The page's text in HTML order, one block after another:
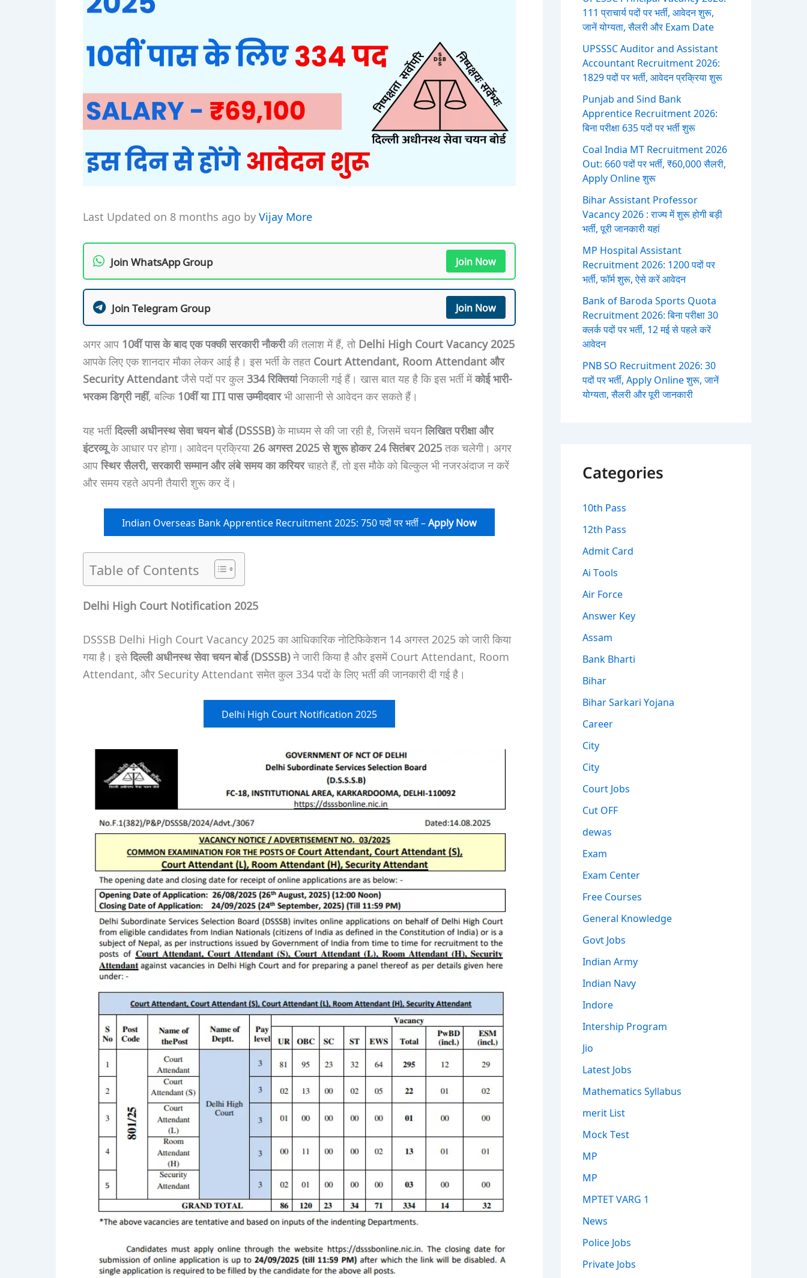
Last Updated on 8 months ago byVijay More
Join WhatsApp Group Join Now
Join Telegram Group Join Now
अगर आप 10वीं पास के बाद एक पक्की सरकारी नौकरीकी तलाश में हैं, तोDelhi High Court Vacancy 2025
आपके लिए एक शानदार मौका लेकर आई है। इस भर्ती के तहतCourt Attendant, Room Attendant और
Security Attendantजैसे पदों पर कुल334 रिक्तियांनिकाली गई हैं। खास बात यह है कि इस भर्ती मेंकोई भारी-
भरकम डिग्री नहीं, बल्कि10वीं या ITI पास उम्मीदवारभी आसानी से आवेदन कर सकते हैं।
यह भर्तीदिल्ली अधीनस्थ सेवा चयन बोर्ड (DSSSB)के माध्यम से की जा रही है, जिसमें चयनलिखित परीक्षा और
इंटरव्यूके आधार पर होगा। आवेदन प्रक्रिया26 अगस्त 2025 से शुरू होकर 24 सितंबर 2025तक चलेगी। अगर
आपस्थिर सैलरी, सरकारी सम्मान और लंबे समय का करियरचाहते हैं, तो इस मौके को बिल्कुल भी नजरअंदाज न करें
और समय रहते अपनी तैयारी शुरू कर दें।
Indian Overseas Bank Apprentice Recruitment 2025: 750 पदों पर भर्ती –Apply Now
Table of Contents
Delhi High Court Notification 2025
DSSSB Delhi High Court Vacancy 2025 का आधिकारिक नोटिफिकेशन 14 अगस्त 2025 को जारी किया
गया है। इसेदिल्ली अधीनस्थ सेवा चयन बोर्ड (DSSSB)ने जारी किया है और इसमें Court Attendant, Room
Attendant, और Security Attendant समेत कुल 334 पदों के लिए भर्ती की जानकारी दी गई है।
Delhi High Court Notification 2025
111 प्राचार्य पदों पर भर्ती, आवेदन शुरू,
जानें योग्यता, सैलरी और Exam Date
UPSSSC Auditor and Assistant
Accountant Recruitment 2026:
1829 पदों पर भर्ती, आवेदन प्रक्रिया शुरू
Punjab and Sind Bank
Apprentice Recruitment 2026:
बिना परीक्षा 635 पदों पर भर्ती शुरू
Coal India MT Recruitment 2026
Out: 660 पदों पर भर्ती, ₹60,000 सैलरी,
Apply Online शुरू
Bihar Assistant Professor
Vacancy 2026 : राज्य में शुरू होगी बड़ी
भर्ती, पूरी जानकारी यहां
MP Hospital Assistant
Recruitment 2026: 1200 पदों पर
भर्ती, फॉर्म शुरू, ऐसे करें आवेदन
Bank of Baroda Sports Quota
Recruitment 2026: बिना परीक्षा 30
क्लर्क पदों पर भर्ती, 12 मई से पहले करें
आवेदन
PNB SO Recruitment 2026: 30
पदों पर भर्ती, Apply Online शुरू, जानें
योग्यता, सैलरी और पूरी जानकारी
Categories
10th Pass
12th Pass
Admit Card
Ai Tools
Air Force
Answer Key
Assam
Bank Bharti
Bihar
Bihar Sarkari Yojana
Career
City
City
Court Jobs
Cut OFF
dewas
Exam
Exam Center
Free Courses
General Knowledge
Govt Jobs
Indian Army
Indian Navy
Indore
Intership Program
Jio
Latest Jobs
Mathematics Syllabus
merit List
Mock Test
MP
MP
MPTET VARG 1
News
Police Jobs
Private Jobs